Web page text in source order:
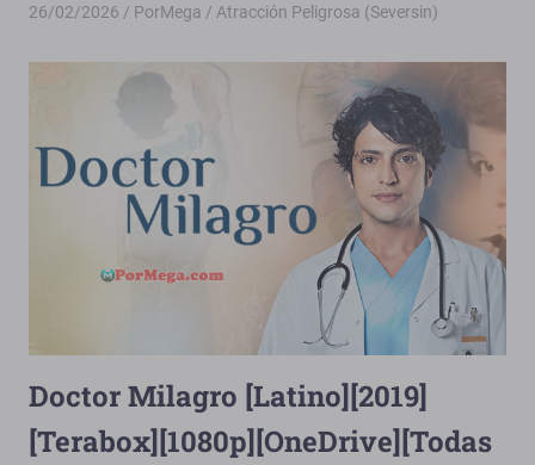
26/02/2026 PorMega Atracción Peligrosa (Seversin)
Doctor Milagro [Latino][2019]
[Terabox][1080p][OneDrive][Todas